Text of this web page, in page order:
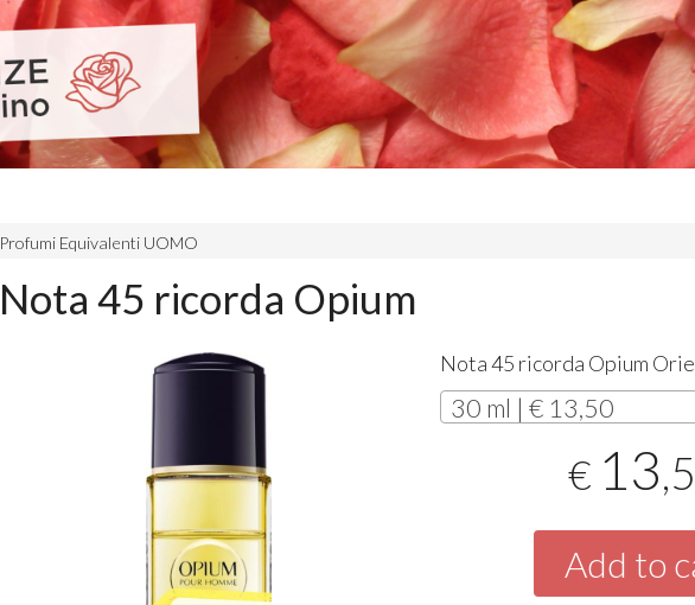
Profumi Equivalenti UOMO
Nota 45 ricorda Opium
Nota 45 ricorda Opium
30 ml | € 13,50
€ 13
Add to